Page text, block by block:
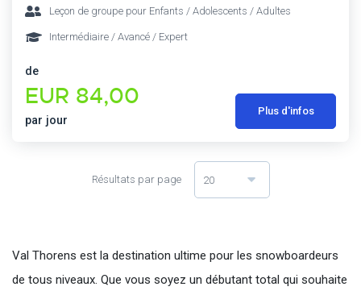
Leçon de groupe pour Enfants / Adolescents / Adultes
Intermédiaire / Avancé / Expert
de
EUR 84,00
par jour
Plus d'infos
Résultats par page 20
Val Thorens est la destination ultime pour les snowboardeurs
de tous niveaux. Que vous soyez un débutant total qui souhaite